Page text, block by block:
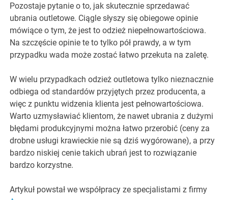
Pozostaje pytanie o to, jak skutecznie sprzedawać
ubrania outletowe. Ciągle słyszy się obiegowe opinie
mówiące o tym, że jest to odzież niepełnowartościowa.
Na szczęście opinie te to tylko pół prawdy, a w tym
przypadku wada może zostać łatwo przekuta na zaletę.
W wielu przypadkach odzież outletowa tylko nieznacznie
odbiega od standardów przyjętych przez producenta, a
więc z punktu widzenia klienta jest pełnowartościowa.
Warto uzmysławiać klientom, że nawet ubrania z dużymi
błędami produkcyjnymi można łatwo przerobić (ceny za
drobne usługi krawieckie nie są dziś wygórowane), a przy
bardzo niskiej cenie takich ubrań jest to rozwiązanie
bardzo korzystne.
Artykuł powstał we współpracy ze specjalistami z firmy